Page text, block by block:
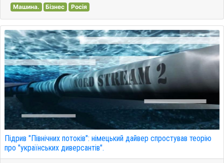
Машина. Бізнес Росія
Підрив "Північних потоків": німецький дайвер спростував теорію
про "українських диверсантів".